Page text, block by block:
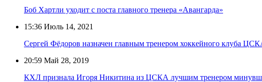
Боб Хартли уходит с поста главного тренера «Авангарда»
15:36 Июль 14, 2021
Сергей Фёдоров назначен главным тренером хоккейного клуба
20:59 Май 28, 2019
КХЛ признала Игоря Никитина из ЦСКА лучшим тренером